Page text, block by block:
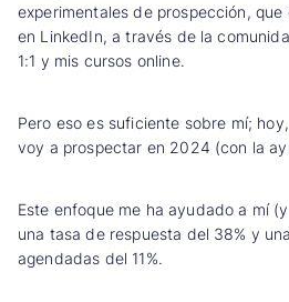
experimentales de prospección,
en LinkedIn, a través de la
1:1 y mis cursos online.
Pero eso es suficiente sobre mí;
voy a prospectar en 2024 (con la
Este enfoque me ha ayudado a mí
una tasa de respuesta del 38% y
agendadas del 11%.